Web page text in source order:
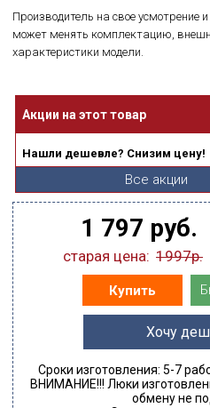
Производитель на свое усмотрение
может менять комплектацию,
характеристики модели.
Акции на этот товар
Нашли дешевле? Снизим цену!
Все акции
1 797 руб.
старая цена: 1997р.
Купить
Хочу
Сроки изготовления: 5-7
ВНИМАНИЕ!!! Люки
обмену не